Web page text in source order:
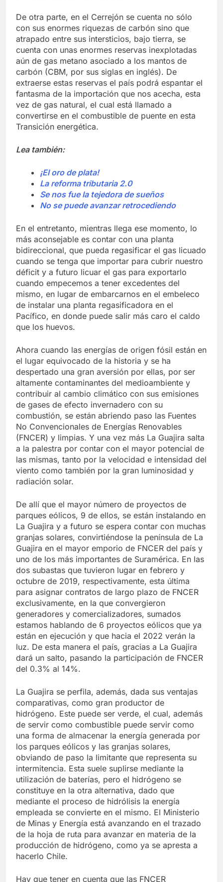
De otra parte, en el Cerrejón se cuenta no sólo
con sus enormes riquezas de carbón sino que
atrapado entre sus intersticios, bajo tierra, se
cuenta con unas enormes reservas inexplotadas
aún de gas metano asociado a los mantos de
carbón (CBM, por sus siglas en inglés). De
extraerse estas reservas el país podrá espantar el
fantasma de la importación que nos acecha, esta
vez de gas natural, el cual está llamado a
convertirse en el combustible de puente en esta
Transición energética.
Lea también:
¡El oro de plata!
La reforma tributaria 2.0
Se nos fue la tejedora de sueños
No se puede avanzar retrocediendo
En el entretanto, mientras llega ese momento, lo
más aconsejable es contar con una planta
bidireccional, que pueda regasificar el gas licuado
cuando se tenga que importar para cubrir nuestro
déficit y a futuro licuar el gas para exportarlo
cuando empecemos a tener excedentes del
mismo, en lugar de embarcarnos en el embeleco
de instalar una planta regasificadora en el
Pacífico, en donde puede salir más caro el caldo
que los huevos.
Ahora cuando las energías de origen fósil están en
el lugar equivocado de la historia y se ha
despertado una gran aversión por ellas, por ser
altamente contaminantes del medioambiente y
contribuir al cambio climático con sus emisiones
de gases de efecto invernadero con su
combustión, se están abriendo paso las Fuentes
No Convencionales de Energías Renovables
(FNCER) y limpias. Y una vez más La Guajira salta
a la palestra por contar con el mayor potencial de
las mismas, tanto por la velocidad e intensidad del
viento como también por la gran luminosidad y
radiación solar.
De allí que el mayor número de proyectos de
parques eólicos, 9 de ellos, se están instalando en
La Guajira y a futuro se espera contar con muchas
granjas solares, convirtiéndose la península de La
Guajira en el mayor emporio de FNCER del país y
uno de los más importantes de Suramérica. En las
dos subastas que tuvieron lugar en febrero y
octubre de 2019, respectivamente, esta última
para asignar contratos de largo plazo de FNCER
exclusivamente, en la que convergieron
generadores y comercializadores, sumados
estamos hablando de 6 proyectos eólicos que ya
están en ejecución y que hacia el 2022 verán la
luz. De esta manera el país, gracias a La Guajira
dará un salto, pasando la participación de FNCER
del 0.3% al 14%.
La Guajira se perfila, además, dada sus ventajas
comparativas, como gran productor de
hidrógeno. Este puede ser verde, el cual, además
de servir como combustible puede servir como
una forma de almacenar la energía generada por
los parques eólicos y las granjas solares,
obviando de paso la limitante que representa su
intermitencia. Esta suele suplirse mediante la
utilización de baterías, pero el hidrógeno se
constituye en la otra alternativa, dado que
mediante el proceso de hidrólisis la energía
empleada se convierte en el mismo. El Ministerio
de Minas y Energía está avanzando en el trazado
de la hoja de ruta para avanzar en materia de la
producción de hidrógeno, como ya se apresta a
hacerlo Chile.
Hay que tener en cuenta que las FNCER